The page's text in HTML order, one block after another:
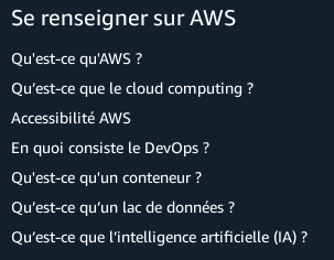
Se renseigner sur AWS
Qu'est-ce qu'AWS ?
Qu’est-ce que le cloud computing ?
Accessibilité AWS
En quoi consiste le DevOps ?
Qu'est-ce qu'un conteneur ?
Qu’est-ce qu’un lac de données ?
Qu’est-ce que l’intelligence artificielle (IA) ?